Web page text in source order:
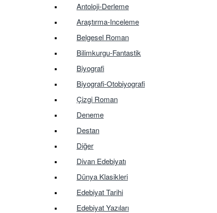
Antoloji-Derleme
Araştırma-Inceleme
Belgesel Roman
Bilimkurgu-Fantastik
Biyografi
Biyografi-Otobiyografi
Çizgi Roman
Deneme
Destan
Diğer
Divan Edebiyatı
Dünya Klasikleri
Edebiyat Tarihi
Edebiyat Yazıları